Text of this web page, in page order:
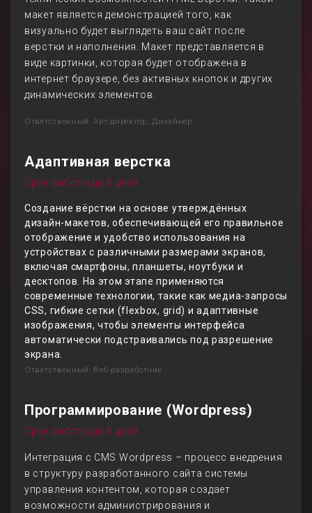
макет является демонстрацией того, как
визуально будет выглядеть ваш сайт после
верстки и наполнения. Макет представляется в
виде картинки, которая будет отображена в
интернет браузере, без активных кнопок и других
динамических элементов.
Ответственный: Арт-директор, Дизайнер
Адаптивная верстка
Срок работы до 6 дней
Создание вёрстки на основе утверждённых
дизайн-макетов, обеспечивающей его правильное
отображение и удобство использования на
устройствах с различными размерами экранов,
включая смартфоны, планшеты, ноутбуки и
десктопов. На этом этапе применяются
современные технологии, такие как медиа-запросы
CSS, гибкие сетки (flexbox, grid) и адаптивные
изображения, чтобы элементы интерфейса
автоматически подстраивались под разрешение
экрана.
Ответственный: Веб-разработчик
Программирование (Wordpress)
Срок работы до 6 дней
Интеграция с CMS Wordpress – процесс внедрения
в структуру разработанного сайта системы
управления контентом, которая создает
возможности администрирования и